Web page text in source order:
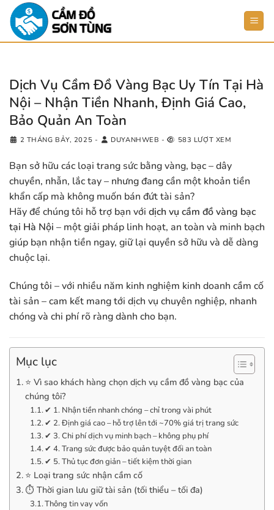
qua
Dịch Vụ Cầm Đồ Vàng Bạc Uy Tín Tại Hà
Nội – Nhận Tiền Nhanh, Định Giá Cao,
Bảo Quản An Toàn
2 THÁNG BẢY, 2025 - DUYANHWEB - 583 LƯỢT XEM
Bạn sở hữu các loại trang sức bằng vàng, bạc – dây
chuyền, nhẫn, lắc tay – nhưng đang cần một khoản tiền
khẩn cấp mà không muốn bán đứt tài sản?
Hãy để chúng tôi hỗ trợ bạn với dịch vụ cầm đồ vàng bạc
tại Hà Nội – một giải pháp linh hoạt, an toàn và minh bạch
giúp bạn nhận tiền ngay, giữ lại quyền sở hữu và dễ dàng
chuộc lại.
Chúng tôi – với nhiều năm kinh nghiệm kinh doanh cầm cố
tài sản – cam kết mang tới dịch vụ chuyên nghiệp, nhanh
chóng và chi phí rõ ràng dành cho bạn.
Mục lục
⭐ Vì sao khách hàng chọn dịch vụ cầm đồ vàng bạc của
chúng tôi?
✔ 1. Nhận tiền nhanh chóng – chỉ trong vài phút
✔ 2. Định giá cao – hỗ trợ lên tới ~70% giá trị trang sức
✔ 3. Chi phí dịch vụ minh bạch – không phụ phí
✔ 4. Trang sức được bảo quản tuyệt đối an toàn
✔ 5. Thủ tục đơn giản – tiết kiệm thời gian
⭐ Loại trang sức nhận cầm cố
⏱️ Thời gian lưu giữ tài sản (tối thiểu – tối đa)
Thông tin vay vốn